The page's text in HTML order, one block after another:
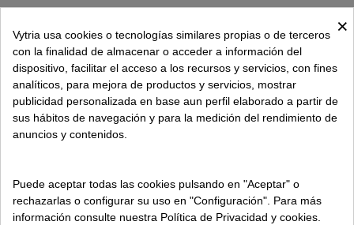
AVISO LEGAL
POLÍTICA DE COOKIES
SOBRE VYTRIA
×
Vytria usa cookies o tecnologías similares propias o de terceros
con la finalidad de almacenar o acceder a información del
dispositivo, facilitar el acceso a los recursos y servicios, con fines
analíticos, para mejora de productos y servicios, mostrar
publicidad personalizada en base aun perfil elaborado a partir de
sus hábitos de navegación y para la medición del rendimiento de
anuncios y contenidos.
Puede aceptar todas las cookies pulsando en "Aceptar" o
rechazarlas o configurar su uso en "Configuración". Para más
información consulte nuestra Política de Privacidad y cookies.